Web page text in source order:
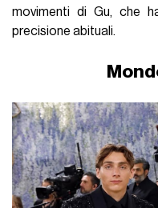
movimenti di Gu, che
precisione abituali.